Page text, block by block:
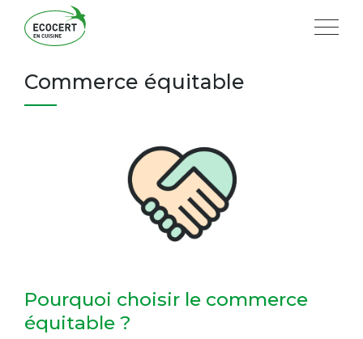
Commerce équitable
Pourquoi choisir le commerce
équitable ?